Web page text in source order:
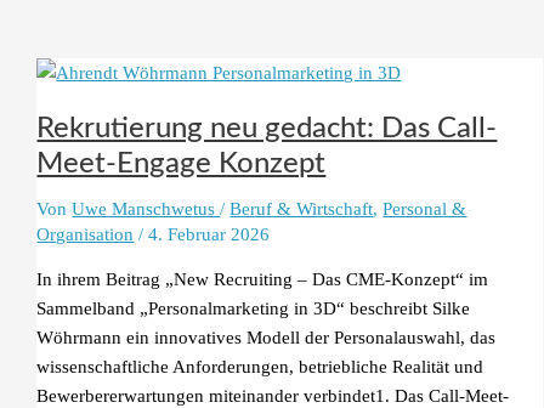
Recruiting
sind
Rekrutierung neu gedacht: Das Call-
Meet-Engage Konzept
VonUwe Manschwetus/Beruf & Wirtschaft,Personal &
Organisation /4. Februar 2026
In ihrem Beitrag „New Recruiting – Das CME-Konzept“ im
Sammelband „Personalmarketing in 3D“ beschreibt Silke
Wöhrmann ein innovatives Modell der Personalauswahl, das
wissenschaftliche Anforderungen, betriebliche Realität und
Bewerbererwartungen miteinander verbindet1. Das Call-Meet-